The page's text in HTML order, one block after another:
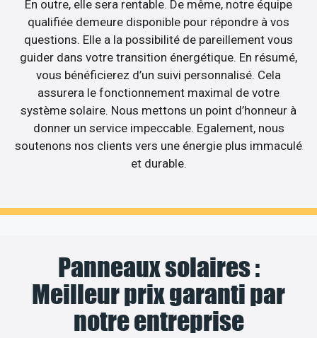
En outre, elle sera rentable. De même, notre équipe
qualifiée demeure disponible pour répondre à vos
questions. Elle a la possibilité de pareillement vous
guider dans votre transition énergétique. En résumé,
vous bénéficierez d’un suivi personnalisé. Cela
assurera le fonctionnement maximal de votre
système solaire. Nous mettons un point d’honneur à
donner un service impeccable. Egalement, nous
soutenons nos clients vers une énergie plus immaculé
et durable.
Panneaux solaires :
Meilleur prix garanti par
notre entreprise